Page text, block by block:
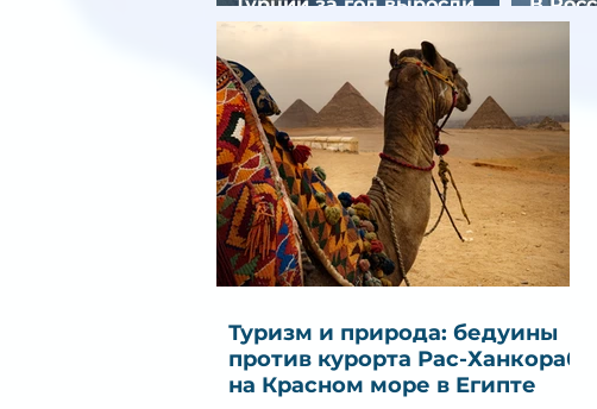
Турции за год выросли
почти на 32%
В
спрос
Туризм и природа: бедуины
против курорта Рас-Ханкораб
на Красном море в Египте